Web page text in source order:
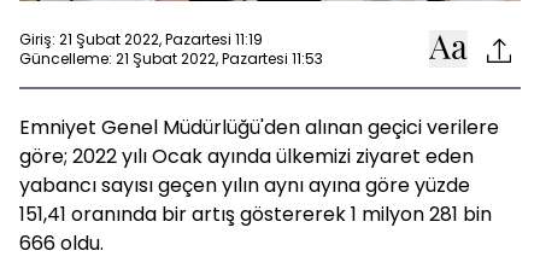
Giriş: 21 Şubat 2022, Pazartesi 11:19
Güncelleme: 21 Şubat 2022, Pazartesi 11:53
Emniyet Genel Müdürlüğü'den alınan geçici verilere
göre; 2022 yılı Ocak ayında ülkemizi ziyaret eden
yabancı sayısı geçen yılın aynı ayına göre yüzde
151,41 oranında bir artış göstererek 1 milyon 281 bin
666 oldu.